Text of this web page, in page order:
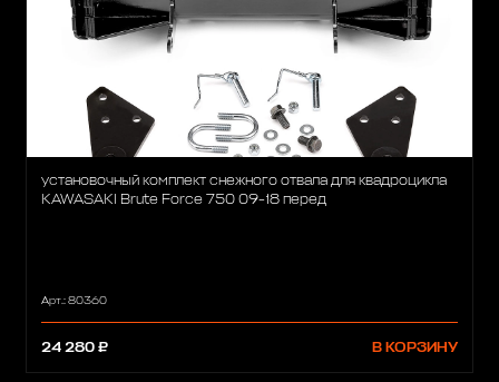
установочный комплект снежного отвала для квадроцикла
KAWASAKI Brute Force 750 09-18 перед
Арт.: 80360
24 280 ₽ В КОРЗИНУ